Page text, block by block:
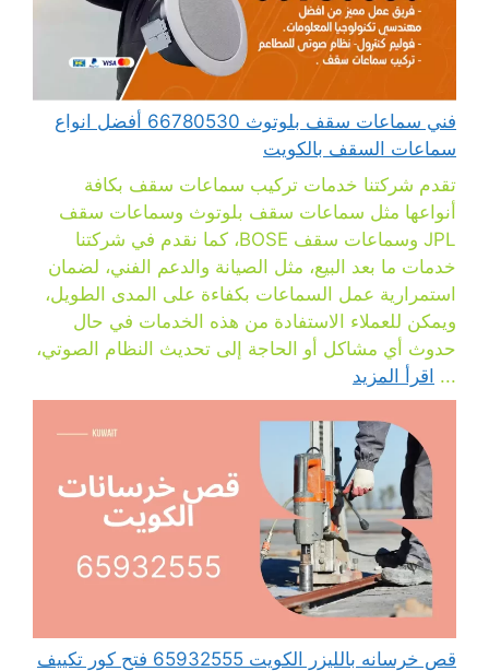
فني سماعات سقف بلوتوث 66780530 أفضل انواع
سماعات السقف بالكويت
تقدم شركتنا خدمات تركيب سماعات سقف بكافة
أنواعها مثل سماعات سقف بلوتوث وسماعات سقف
JPL وسماعات سقف BOSE، كما نقدم في شركتنا
خدمات ما بعد البيع، مثل الصيانة والدعم الفني، لضمان
استمرارية عمل السماعات بكفاءة على المدى الطويل،
ويمكن للعملاء الاستفادة من هذه الخدمات في حال
حدوث أي مشاكل أو الحاجة إلى تحديث النظام الصوتي،
... اقرأ المزيد
قص خرسانه بالليزر الكويت 65932555 فتح كور تكييف